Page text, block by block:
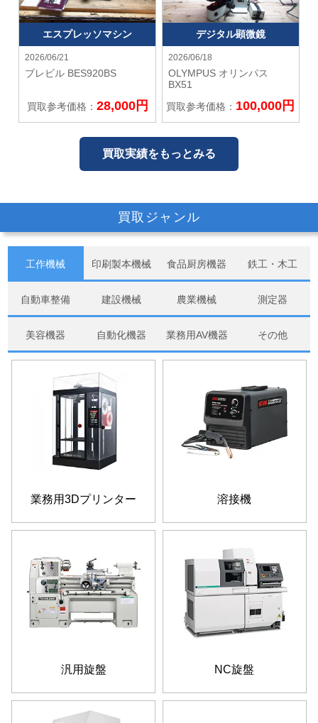
エスプレッソマシン
2026/06/21
ブレビル BES920BS
買取参考価格： 28,000円
デジタル顕微鏡
2026/06/18
OLYMPUS オリンパス
BX51
買取参考価格： 100,000円
買取実績をもっとみる
買取ジャンル
工作機械 印刷製本機械 食品厨房機器 鉄工・木工
自動車整備 建設機械 農業機械 測定器
美容機器 自動化機器 業務用AV機器 その他
業務用3Dプリンター 溶接機
汎用旋盤 NC旋盤